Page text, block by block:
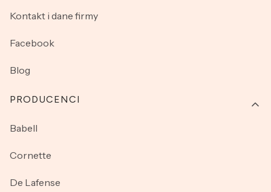
Kontakt i dane firmy
Facebook
Blog
PRODUCENCI
Babell
Cornette
De Lafense